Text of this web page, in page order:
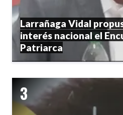
Larrañaga Vidal
interés nacional el
Patriarca